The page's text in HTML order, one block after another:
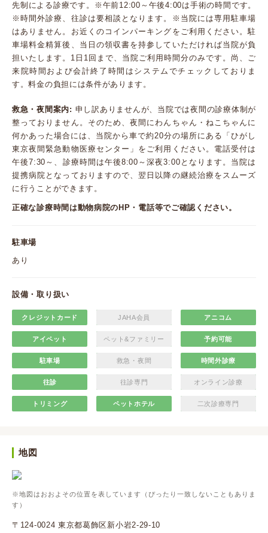
先制による診療です。※午前12:00～午後4:00は手術の時間です。
※時間外診療、往診は要相談となります。※当院には専用駐車場
はありません。お近くのコインパーキングをご利用ください。駐
車場料金精算後、当日の領収書を持参していただければ当院が負
担いたします。1日1回まで、当院ご利用時間分のみです。尚、ご
来院時間および会計終了時間はシステムでチェックしておりま
す。料金の負担には条件があります。
救急・夜間案内: 申し訳ありませんが、当院では夜間の診療体制が
整っておりません。そのため、夜間にわんちゃん・ねこちゃんに
何かあった場合には、当院から車で約20分の場所にある「ひがし
東京夜間緊急動物医療センター」をご利用ください。電話受付は
午後7:30～、診療時間は午後8:00～深夜3:00となります。当院は
提携病院となっておりますので、翌日以降の継続治療をスムーズ
に行うことができます。
正確な診療時間は動物病院のHP・電話等でご確認ください。
駐車場
あり
設備・取り扱い
クレジットカード JAHA会員 アニコム
アイペット ペット&ファミリー 予約可能
駐車場 救急・夜間 時間外診療
往診 往診専門 オンライン診療
トリミング ペットホテル 二次診療専門
地図
※地図はおおよその位置を表しています（ぴったり一致しないこともありま
す）
〒124-0024 東京都葛飾区新小岩2-29-10